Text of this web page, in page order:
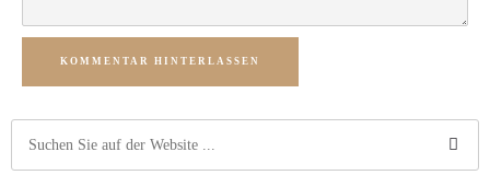
KOMMENTAR HINTERLASSEN